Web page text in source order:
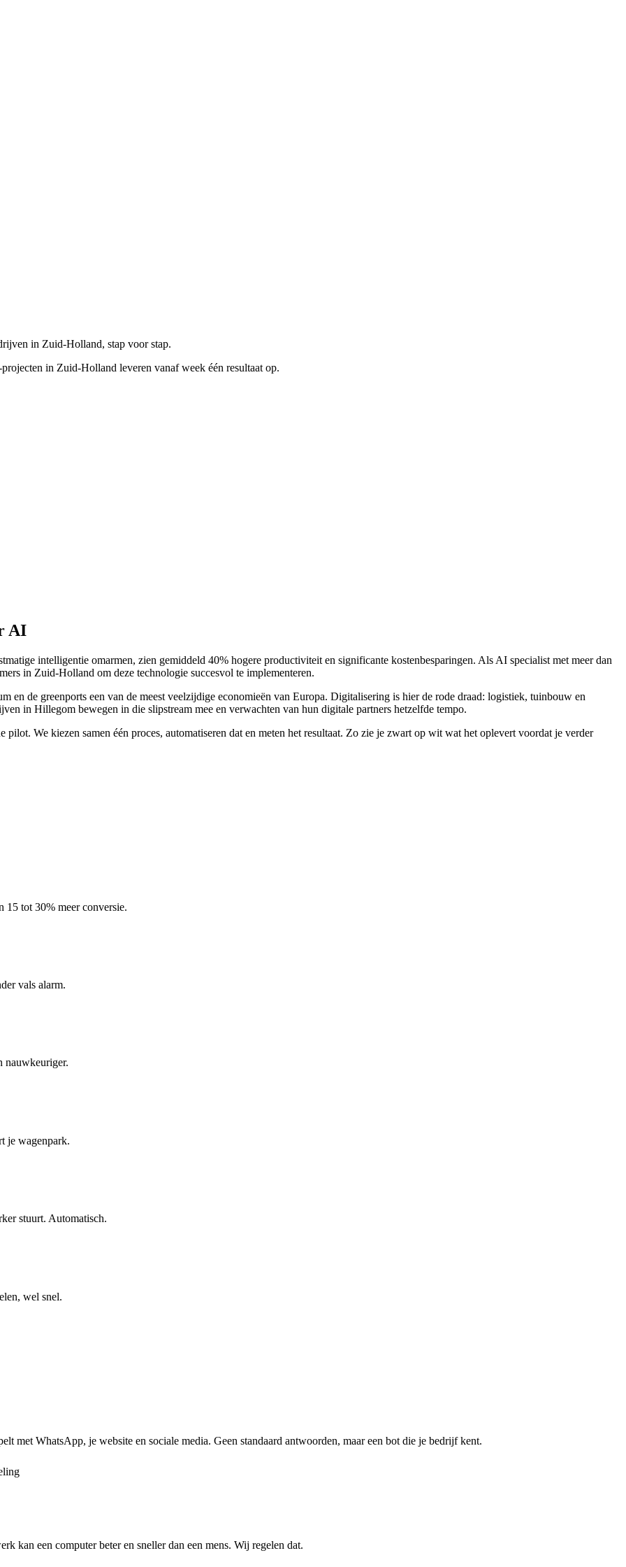
in Zuid-Holland, stap voor stap.
in Zuid-Holland leveren vanaf week één resultaat op.
AI
intelligentie omarmen, zien gemiddeld 40% hogere productiviteit en significante kostenbesparingen. Als AI specialist met meer dan
in Zuid-Holland om deze technologie succesvol te implementeren.
en de greenports een van de meest veelzijdige economieën van Europa. Digitalisering is hier de rode draad: logistiek, tuinbouw en
in Hillegom bewegen in die slipstream mee en verwachten van hun digitale partners hetzelfde tempo.
We kiezen samen één proces, automatiseren dat en meten het resultaat. Zo zie je zwart op wit wat het oplevert voordat je verder
15 tot 30% meer conversie.
vals alarm.
nauwkeuriger.
je wagenpark.
stuurt. Automatisch.
wel snel.
met WhatsApp, je website en sociale media. Geen standaard antwoorden, maar een bot die je bedrijf kent.
kan een computer beter en sneller dan een mens. Wij regelen dat.